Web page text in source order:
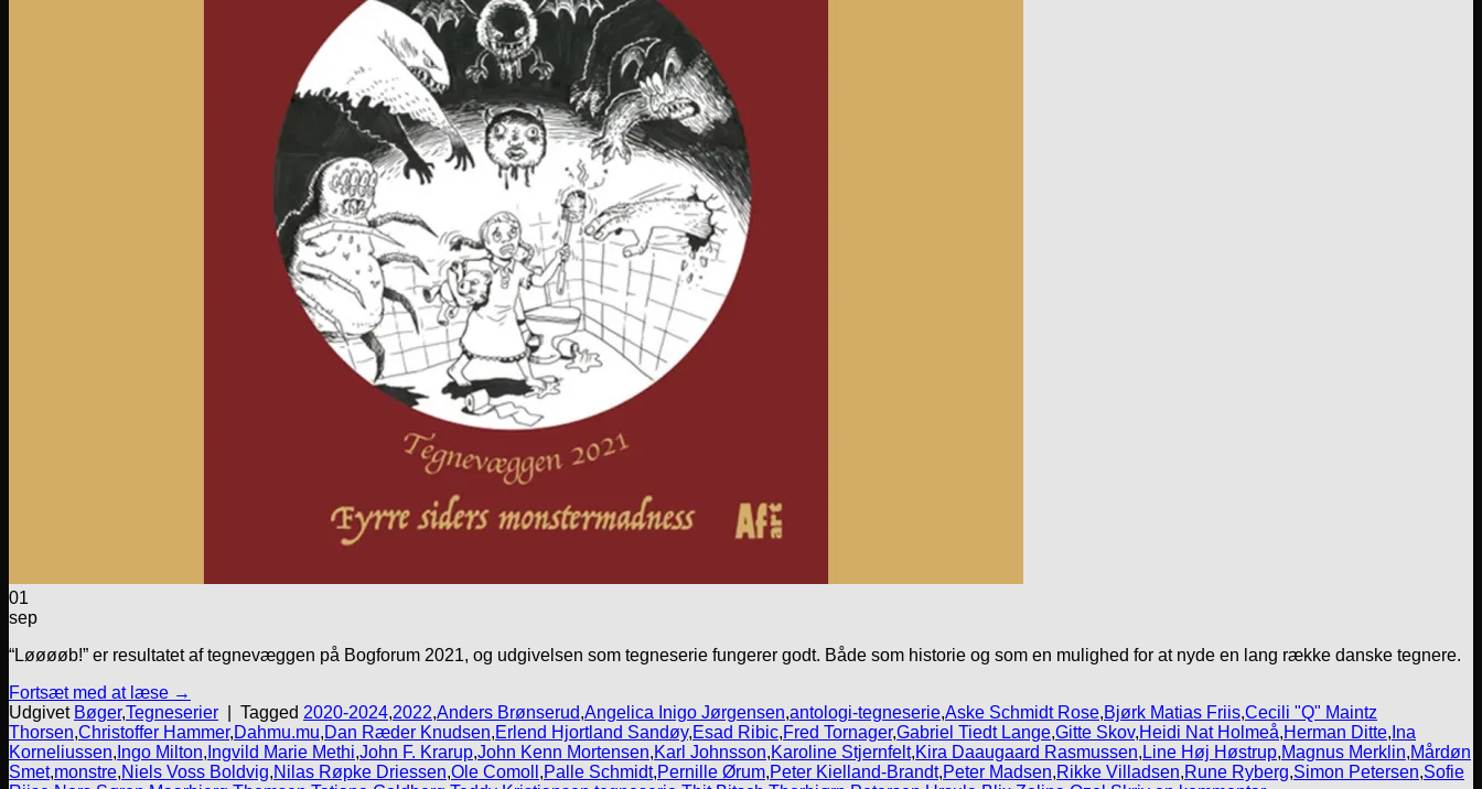
01
sep
“Løøøøb!” er resultatet af tegnevæggen på Bogforum 2021, og udgivelsen som tegneserie fungerer godt. Både som historie og som en mulighed for at nyde en lang række danske tegnere.
Fortsæt med at læse →
Udgivet Bøger,Tegneserier Tagged 2020-2024,2022,Anders Brønserud,Angelica Inigo Jørgensen,antologi-tegneserie,Aske Schmidt Rose,Bjørk Matias Friis,Cecili "Q" Maintz
Thorsen,Christoffer Hammer,Dahmu.mu,Dan Ræder Knudsen,Erlend Hjortland Sandøy,Esad Ribic,Fred Tornager,Gabriel Tiedt Lange,Gitte Skov,Heidi Nat Holmeå,Herman Ditte, Ina
Korneliussen, Ingo Milton, Ingvild Marie Methi,John F. Krarup,John Kenn Mortensen,Karl Johnsson,Karoline Stjernfelt,Kira Daaugaard Rasmussen, Line Høj Høstrup,Magnus Merklin,Mårdøn
Smet,monstre,Niels Voss Boldvig,Nilas Røpke Driessen,Ole Comoll ,Palle Schmidt,Pernille Ørum,Peter Kielland-Brandt,Peter Madsen,Rikke Villadsen,Rune Ryberg,Simon Petersen,Sofie